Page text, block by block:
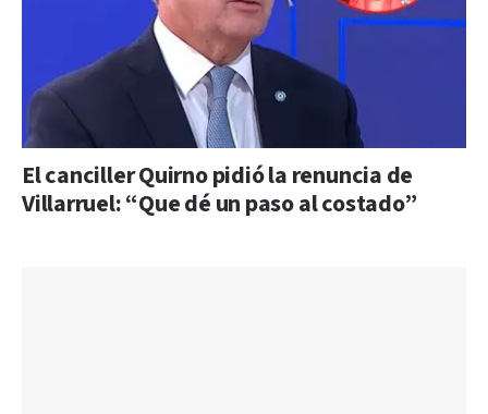
El canciller Quirno pidió la renuncia de
Villarruel: “Que dé un paso al costado”